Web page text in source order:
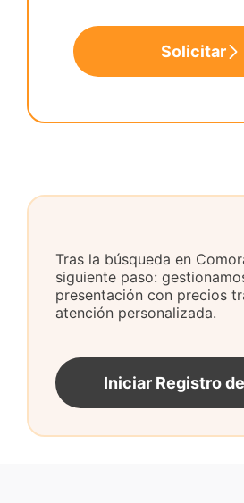
Solicitar
Tras la búsqueda en
siguiente paso:
presentación con precios
atención personalizada.
Iniciar Registro